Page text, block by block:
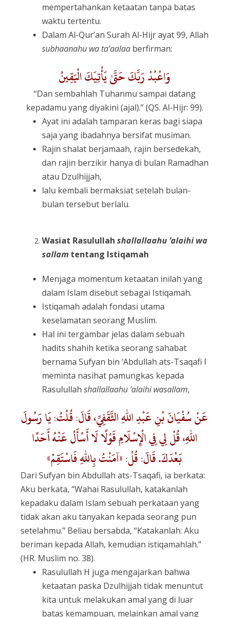
mempertahankan ketaatan tanpa batas
waktu tertentu.
Dalam Al-Qur’an Surah Al-Hijr ayat 99, Allah
subhaanahu wa ta’aalaa berfirman:
وَاعْبُدْ رَبَّكَ حَتَّىٰ يَأْتِيَكَ الْيَقِينُ
“Dan sembahlah Tuhanmu sampai datang
kepadamu yang diyakini (ajal).” (QS. Al-Hijr: 99).
Ayat ini adalah tamparan keras bagi siapa
saja yang ibadahnya bersifat musiman.
Rajin shalat berjamaah, rajin bersedekah,
dan rajin berzikir hanya di bulan Ramadhan
atau Dzulhijjah,
lalu kembali bermaksiat setelah bulan-
bulan tersebut berlalu.
Wasiat Rasulullah shallallaahu ‘alaihi wa
sallam tentang Istiqamah
Menjaga momentum ketaatan inilah yang
dalam Islam disebut sebagai Istiqamah.
Istiqamah adalah fondasi utama
keselamatan seorang Muslim.
Hal ini tergambar jelas dalam sebuah
hadits shahih ketika seorang sahabat
bernama Sufyan bin ‘Abdullah ats-Tsaqafi I
meminta nasihat pamungkas kepada
Rasulullah shallallaahu ‘alaihi wasallam,
عَنْ سُفْيَانَ بْنِ عَبْدِ اللهِ الثَّقَفِيِّ، قَالَ: قُلْتُ: يَا رَسُولَ
اللهِ، قُلْ لِي فِي الْإِسْلَامِ قَوْلًا لَا أَسْأَلُ عَنْهُ أَحَدًا
بَعْدَكَ. قَالَ: قُلْ: «آمَنْتُ بِاللهِ فَاسْتَقِمْ»
Dari Sufyan bin Abdullah ats-Tsaqafi, ia berkata:
Aku berkata, “Wahai Rasulullah, katakanlah
kepadaku dalam Islam sebuah perkataan yang
tidak akan aku tanyakan kepada seorang pun
setelahmu.” Beliau bersabda, “Katakanlah: Aku
beriman kepada Allah, kemudian istiqamahlah.”
(HR. Muslim no. 38).
Rasulullah H juga mengajarkan bahwa
ketaatan paska Dzulhijjah tidak menuntut
kita untuk melakukan amal yang di luar
batas kemampuan, melainkan amal yang